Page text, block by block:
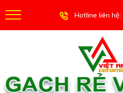
Hotline liên hệ: